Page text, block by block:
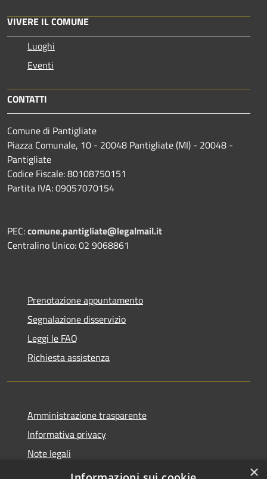
VIVERE IL COMUNE
Luoghi
Eventi
CONTATTI
Comune di Pantigliate
Piazza Comunale, 10 - 20048 Pantigliate (MI) - 20048 -
Pantigliate
Codice Fiscale: 80108750151
Partita IVA: 09057070154
PEC:comune.pantigliate@legalmail.it
Centralino Unico: 02 9068861
Prenotazione appuntamento
Segnalazione disservizio
Leggi le FAQ
Richiesta assistenza
Amministrazione trasparente
Informativa privacy
Note legali
Dichiarazione di accessibilità
×